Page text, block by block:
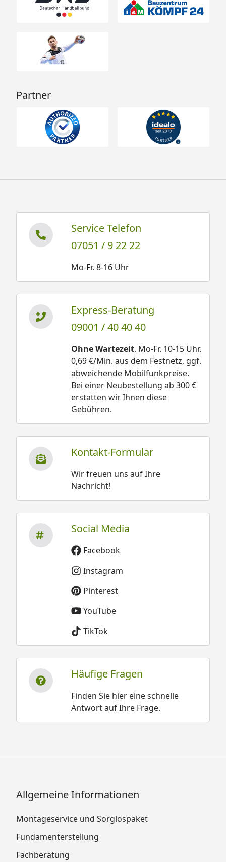
Anbauschuppen
Zusatz- Fenster
Fensterladen
Weka 45 mm Gartenhaus 135 mit Vordach +
Terrasse Gr. 1 Montageanleitung
Weka 45 mm Gartenhaus 135 mit Vordach +
Terrasse Gr. 2 Technische Daten
Weka 45 mm Gartenhaus 135 mit Vordach +
Sämtliche Modelle werden naturbelassen, ohne
angegeben, ohne Dacheindeckung geliefert.
Für alle Holzteile, die Konstruktion sowie für die
Verarbeitung gewähren wir Ihnen in
Zusammenarbeit mit der Firma Weka5 Jahre
Garantiebestimmungen
Bitte beachten Sie:
-Die Abbildungen zeigen ggf. Zubehör, welches nicht
im Lieferumfang enthalten ist.
-Bei den Bilder handelt es sich ggf.
um Beispieldarstellungen, die im Lieferumfang
enthaltenen Artikel können in Ihrer Beschaffenheit
abweichen. Fragen Sie im Zweifelsfall einfach unsere
Kundenberater!
Partner
Service Telefon
07051 / 9 22 22
Mo-Fr. 8-16 Uhr
Express-Beratung
09001 / 40 40 40
Ohne Wartezeit. Mo-Fr. 10-15 Uhr.
0,69 €/Min. aus dem Festnetz, ggf.
abweichende Mobilfunkpreise.
Bei einer Neubestellung ab 300 €
erstatten wir Ihnen diese
Gebühren.
Kontakt-Formular
Wir freuen uns auf Ihre
Nachricht!
Social Media
Facebook
Instagram
Pinterest
YouTube
TikTok
Häufige Fragen
Finden Sie hier eine schnelle
Antwort auf Ihre Frage.
Allgemeine Informationen
Montageservice und Sorglospaket
Fundamenterstellung
Fachberatung